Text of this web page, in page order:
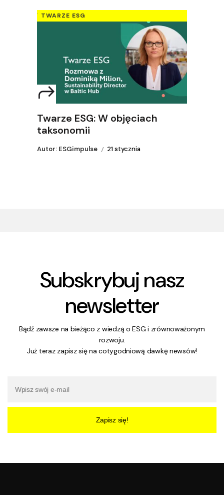
TWARZE ESG
Twarze ESG: W objęciach
taksonomii
Autor: ESGimpulse 21 stycznia
Subskrybuj nasz
newsletter
Bądź zawsze na bieżąco z wiedzą o ESG i zrównoważonym
rozwoju.
Już teraz zapisz się na cotygodniową dawkę newsów!
Zapisz się!